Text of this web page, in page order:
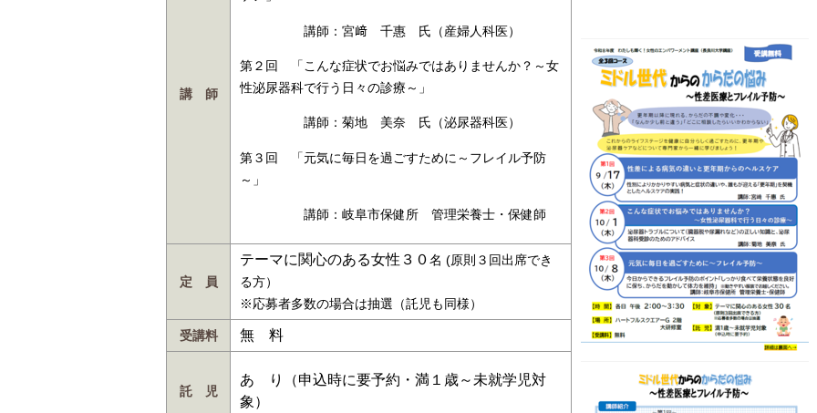
講 師
講師：宮﨑 千惠 氏（産婦人科医）
第２回 「こんな症状でお悩みではありませんか？～女
性泌尿器科で行う日々の診療～」
講師：菊地 美奈 氏（泌尿器科医）
第３回 「元気に毎日を過ごすために～フレイル予防
～」
講師：岐阜市保健所 管理栄養士・保健師
定 員
テーマに関心のある女性３０名 (原則３回出席でき
る方）
※応募者多数の場合は抽選（託児も同様）
受講料 無 料
託 児
あ り（申込時に要予約・満１歳～未就学児対
象）